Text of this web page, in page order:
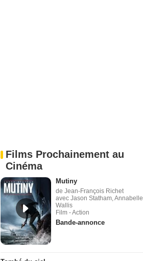
Films Prochainement au
Cinéma
Mutiny
de Jean-François Richet
avec Jason Statham, Annabelle
Wallis
Film - Action
Bande-annonce